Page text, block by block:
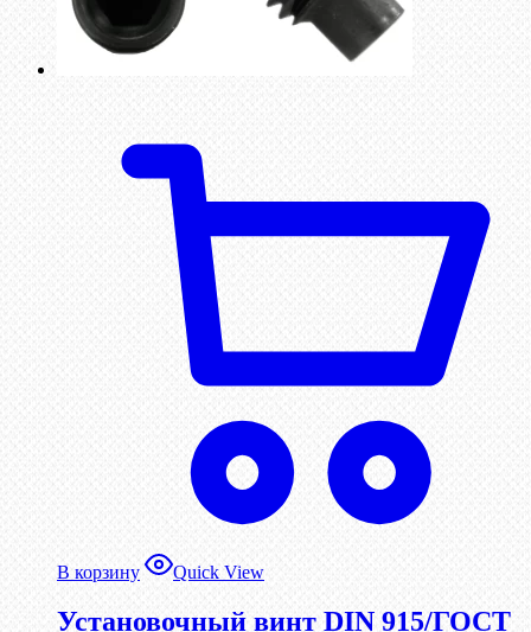
В корзину Quick View
Установочный винт DIN 915/ГОСТ